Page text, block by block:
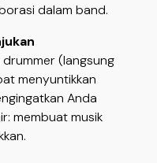
dalam band.
(langsung
menyuntikkan
Anda
membuat musik